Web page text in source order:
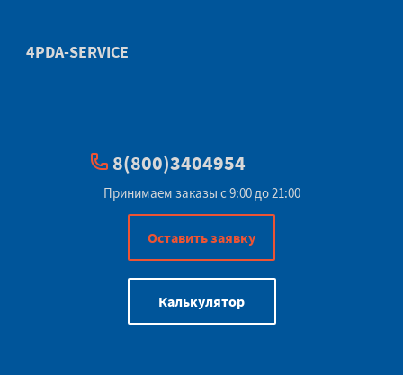
4PDA-SERVICE
8(800)3404954
Принимаем заказы с 9:00 до 21:00
Оставить заявку
Калькулятор